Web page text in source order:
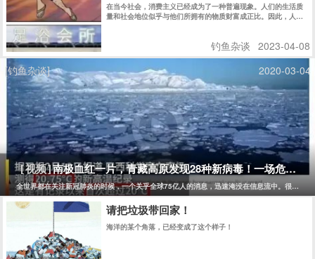
在当今社会，消费主义已经成为了一种普遍现象。人们的生活质
量和社会地位似乎与他们所拥有的物质财富成正比。因此，人们
反的生活方式，它是对消费主义的反抗。 图片 首先，钓鱼并不
低得多。而且，钓鱼的过程中，人们可以感受到大自然的美丽和
宁静，可以让人们放松身心，释放压力，远离城市的喧嚣和污
染。 图片 其次，钓鱼可以让人们更好地理解和尊重自然界的规
律，从而更好地保护环境和生态系统。在钓鱼的过程中，人们需
要了解鱼类的生态习性、饵料的选择和使用，以及天气的变化对
钓鱼的影响等等。这些知识都需要在实践中逐渐掌握，而且需要
长期的观察和研究。通过钓鱼，人们可以更加深入地了解生态系
统的运作，从而更好地保护和利用自然资源。 最后，钓鱼的过程
也是一种反消费主义的过程。钓鱼需要耐心和毅力，需要等待和
观察，需要逐渐掌握技巧和经验。这些都是与现代消费主义追求
即时满足的心态相反的。钓鱼者需要学会等待和放慢节奏，需要
学会享受过程而非结果，需要学会与自然界和谐相处而非依赖人
造的环境和物品。这些习惯和价值观可以帮助人们摆脱消费主义
的束缚，追求精神上的自由和独立。
钓鱼杂谈 2023-04-08
[钓鱼杂谈]
2020-03-04
[视频]南极血红一片，青藏高原发现28种新病毒！一场危及75
全世界都在关注新冠肺炎的时候，一个关乎全球75亿人的消息，迅速淹没在信息流中。很少有
请把垃圾带回家！
海洋的某个角落，已经变成了这个样子！